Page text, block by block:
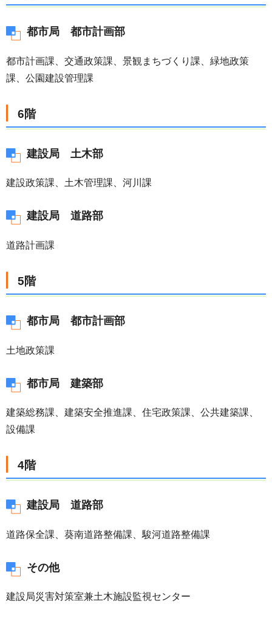
都市局 都市計画部
都市計画課、交通政策課、景観まちづくり課、緑地政策
課、公園建設管理課
6階
建設局 土木部
建設政策課、土木管理課、河川課
建設局 道路部
道路計画課
5階
都市局 都市計画部
土地政策課
都市局 建築部
建築総務課、建築安全推進課、住宅政策課、公共建築課、
設備課
4階
建設局 道路部
道路保全課、葵南道路整備課、駿河道路整備課
その他
建設局災害対策室兼土木施設監視センター